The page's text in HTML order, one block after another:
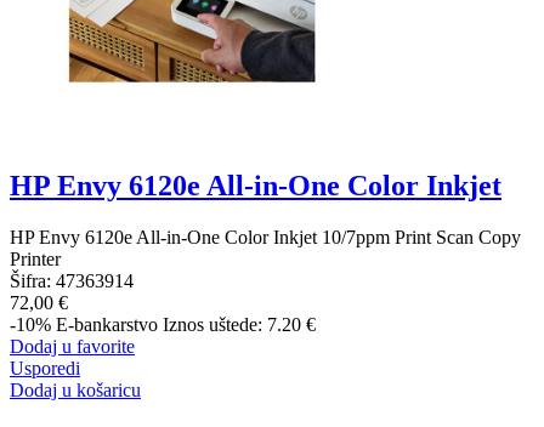
HP Envy 6120e All-in-One Color Inkjet
HP Envy 6120e All-in-One Color Inkjet 10/7ppm Print Scan Copy
Printer
Šifra: 47363914
72,00 €
-10% E-bankarstvo Iznos uštede: 7.20 €
Dodaj u favorite
Usporedi
Dodaj u košaricu